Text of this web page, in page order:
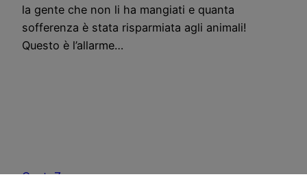
la gente che non li ha mangiati e quanta
sofferenza è stata risparmiata agli animali!
Questo è l’allarme…
CostoZero.com